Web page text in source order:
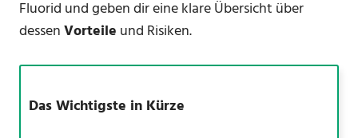
Fluorid und geben dir eine klare Übersicht über
dessenVorteile und Risiken.
Das Wichtigste in Kürze